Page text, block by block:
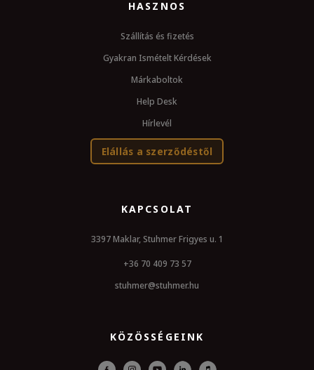
HASZNOS
Szállítás és fizetés
Gyakran Ismételt Kérdések
Márkaboltok
Help Desk
Hírlevél
Elállás a szerződéstől
KAPCSOLAT
3397 Maklar, Stuhmer Frigyes u. 1
+36 70 409 73 57
stuhmer@stuhmer.hu
KÖZÖSSÉGEINK